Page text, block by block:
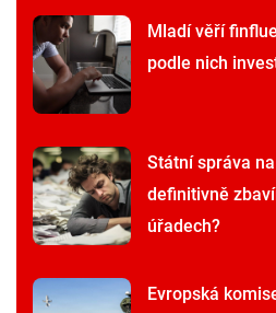
Mladí věří
podle nich
Státní správa
definitivně
úřadech?
Evropská